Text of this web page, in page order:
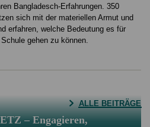
Bangladesch-Erfahrungen. 350
sich mit der materiellen Armut und
erfahren, welche Bedeutung es für
gehen zu können.
ALLE BEITRÄGE
– Engagieren,